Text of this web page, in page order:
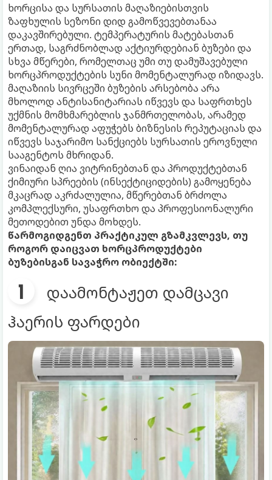
ხორცისა და სურსათის მაღაზიებისთვის
ზაფხულის სეზონი დიდ გამოწვევებთანაა
დაკავშირებული. ტემპერატურის მატებასთან
ერთად, საგრძნობლად აქტიურდებიან ბუზები და
სხვა მწერები, რომელთაც უმი თუ დამუშავებული
ხორცპროდუქტების სუნი მომენტალურად იზიდავს.
მაღაზიის სივრცეში ბუზების არსებობა არა
მხოლოდ ანტისანიტარიას იწვევს და საფრთხეს
უქმნის მომხმარებლის ჯანმრთელობას, არამედ
მომენტალურად აფუჭებს ბიზნესის რეპუტაციას და
იწვევს საჯარიმო სანქციებს სურსათის ეროვნული
სააგენტოს მხრიდან.
ვინაიდან ღია ვიტრინებთან და პროდუქტებთან
ქიმიური სპრეების (ინსექტიციდების) გამოყენება
მკაცრად აკრძალულია, მწერებთან ბრძოლა
კომპლექსური, უსაფრთხო და პროფესიონალური
მეთოდებით უნდა მოხდეს.
წარმოგიდგენთ პრაქტიკულ გზამკვლევს, თუ
როგორ დაიცვათ ხორცპროდუქტები
ბუზებისგან სავაჭრო ობიექტში:
დაამონტაჟეთ დამცავი
ჰაერის ფარდები